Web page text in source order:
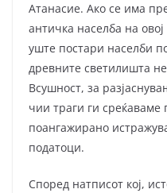
Атанасие. Ако се има
античка населба на
уште постари населби
древните светилишта
Всушност, за
чии траги ги среќаваме
поангажирано
податоци.
Според натписот кој,